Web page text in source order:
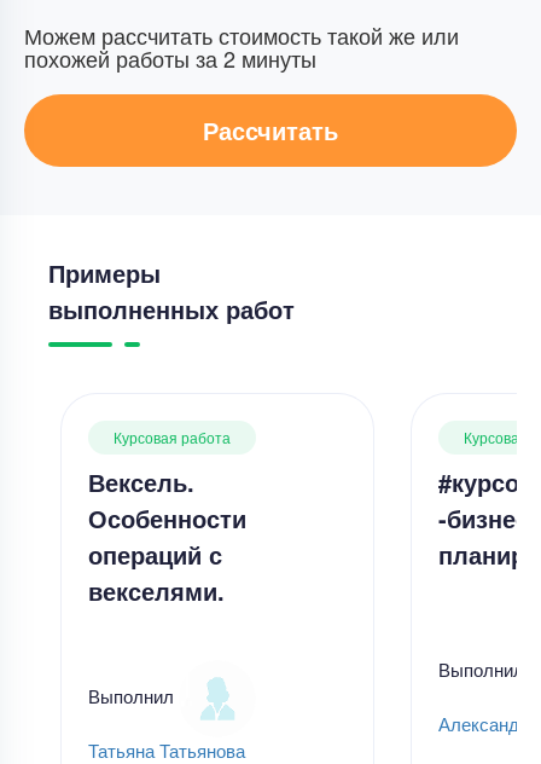
Можем рассчитать стоимость такой же или
похожей работы за 2 минуты
Рассчитать
Примеры
выполненных работ
Курсовая работа
Вексель.
Особенности
операций с
векселями.
Выполнил
Татьяна Татьянова
Курсовая
-бизнес-
Выполнил
Александр